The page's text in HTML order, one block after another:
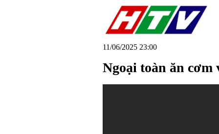
11/06/2025 23:00
Ngoại toàn ăn